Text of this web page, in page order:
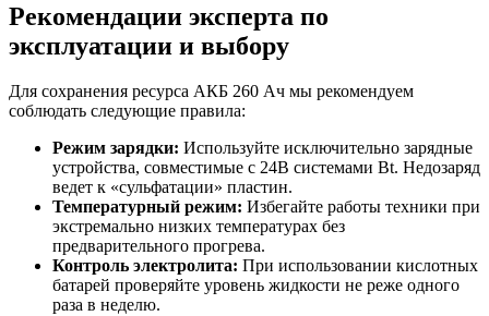
Рекомендации эксперта по
эксплуатации и выбору
Для сохранения ресурса АКБ 260 Ач мы рекомендуем
соблюдать следующие правила:
Режим зарядки: Используйте исключительно зарядные
устройства, совместимые с 24В системами Bt. Недозаряд
ведет к «сульфатации» пластин.
Температурный режим: Избегайте работы техники при
экстремально низких температурах без
предварительного прогрева.
Контроль электролита: При использовании кислотных
батарей проверяйте уровень жидкости не реже одного
раза в неделю.